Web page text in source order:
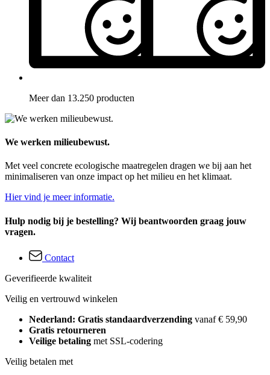
Meer dan 13.250 producten
We werken milieubewust.
Met veel concrete ecologische maatregelen dragen we bij aan het
minimaliseren van onze impact op het milieu en het klimaat.
Hier vind je meer informatie.
Hulp nodig bij je bestelling? Wij beantwoorden graag jouw
vragen.
Contact
Geverifieerde kwaliteit
Veilig en vertrouwd winkelen
Nederland: Gratis standaardverzending vanaf € 59,90
Gratis retourneren
Veilige betaling met SSL-codering
Veilig betalen met